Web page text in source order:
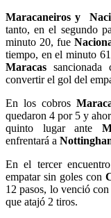
Maracaneiros y
tanto, en el segundo
minuto 20, fue
tiempo, en el minuto
Maracas
convertir el gol del
En los cobros
quedaron 4 por 5 y
quinto lugar ante
enfrentará a
En el tercer
empatar sin goles con
12 pasos, lo venció
que atajó 2 tiros.